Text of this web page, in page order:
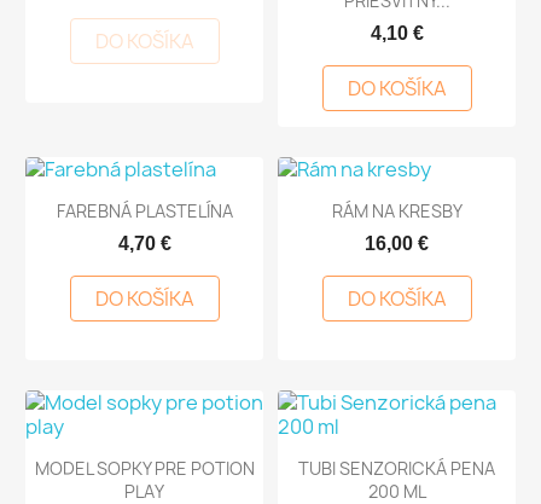
DO KOŠÍKA 4,10 €
DO KOŠÍKA
FAREBNÁ PLASTELÍNA
4,70 €
DO KOŠÍKA
RÁM NA KRESBY
16,00 €
DO KOŠÍKA
MODEL SOPKY PRE POTION
PLAY
TUBI SENZORICKÁ PENA
200 ML